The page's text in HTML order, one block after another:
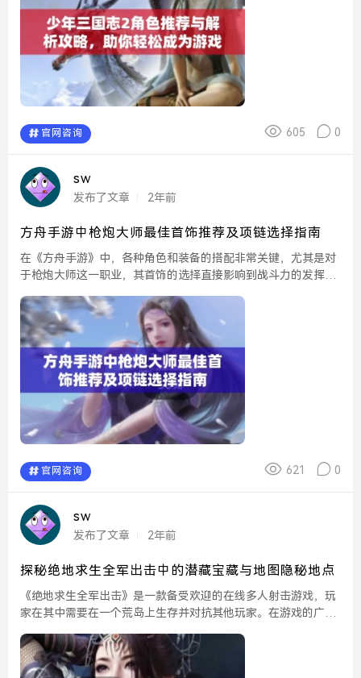
官网咨询 605 0
sw
发布了文章 2年前
方舟手游中枪炮大师最佳首饰推荐及项链选择指南
在《方舟手游》中，各种角色和装备的搭配非常关键，尤其是对
于枪炮大师这一职业，其首饰的选择直接影响到战斗力的发挥。
虑，以增加输出、提高生存能力。本文将为玩家们推荐一些最
佳...
官网咨询 621 0
sw
发布了文章 2年前
探秘绝地求生全军出击中的潜藏宝藏与地图隐秘地点
《绝地求生全军出击》是一款备受欢迎的在线多人射击游戏，玩
家在其中需要在一个荒岛上生存并对抗其他玩家。在游戏的广阔
也为玩家开启了新的探险之旅。了解这些地点往往能让玩家在
游...